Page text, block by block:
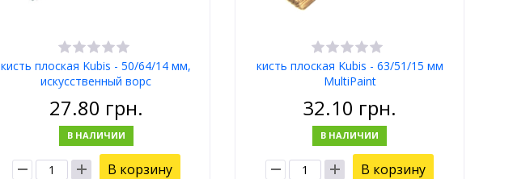
кисть плоская Kubis - 50/64/14 мм,
искусственный ворс
27.80 грн.
В НАЛИЧИИ
В корзину
кисть плоская Kubis - 63/51/15 мм
MultiPaint
32.10 грн.
В НАЛИЧИИ
В корзину